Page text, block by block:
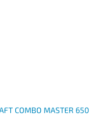
COMBO MASTER 650